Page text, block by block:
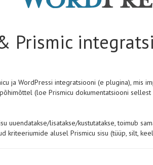
Prismic
ja WordPressi integratsiooni (e plugina), mis
(loe Prismicu dokumentatsiooni sellest
uuendatakse/lisatakse/kustutatakse, toimub
kriteeriumide alusel Prismicu sisu (tüüp, silt,